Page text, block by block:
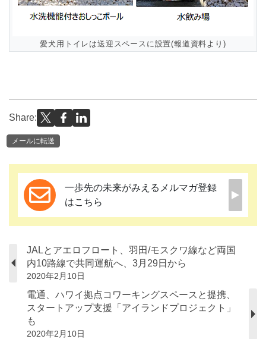
愛犬用トイレは送迎スペースに設置(報道資料より)
Share:
メールに転送
一歩先の未来がみえるメルマガ登録
はこちら
JALとアエロフロート、羽田/モスクワ線など両国
内10路線で共同運航へ、3月29日から
2020年2月10日
電通、ハワイ拠点コワーキングスペースと提携、
スタートアップ支援「アイランドプロジェクト」
も
2020年2月10日